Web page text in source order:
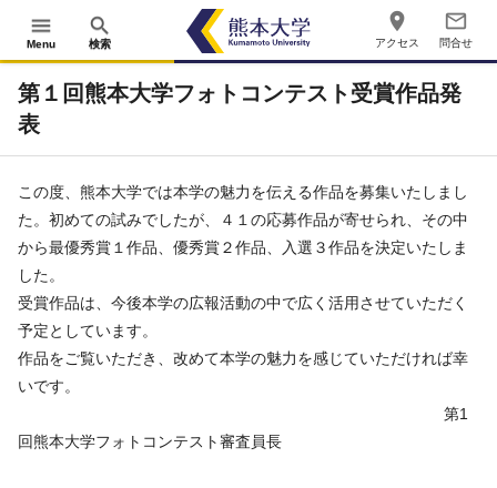
menu
Menu
search
検索
place
アクセス
mail_outline
問合せ
第１回熊本大学フォトコンテスト受賞作品発
表
この度、熊本大学では本学の魅力を伝える作品を募集いたしまし
た。初めての試みでしたが、４１の応募作品が寄せられ、その中
から最優秀賞１作品、優秀賞２作品、入選３作品を決定いたしま
した。
受賞作品は、今後本学の広報活動の中で広く活用させていただく
予定としています。
作品をご覧いただき、改めて本学の魅力を感じていただければ幸
いです。
第1
回熊本大学フォトコンテスト審査員長